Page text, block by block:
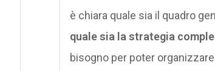
è chiara quale sia il quadro
quale sia la strategia
bisogno per poter